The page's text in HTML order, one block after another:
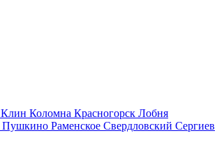
Клин Коломна Красногорск Лобня
Пушкино Раменское Свердловский Сергиев